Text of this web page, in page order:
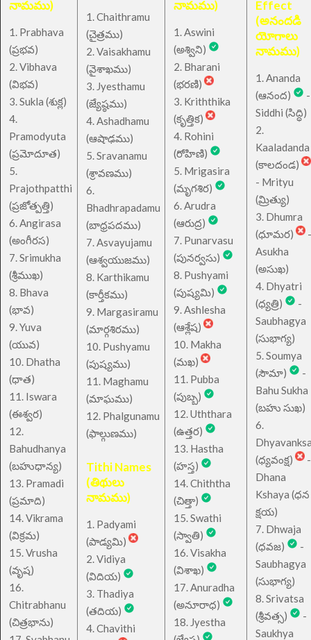
నామము)
1. Prabhava
(ప్రభవ)
2. Vibhava
(విభవ)
3. Sukla (శుక్ల)
4.
Pramodyuta
(ప్రమోదూత)
5.
Prajothpatthi
(ప్రజోత్పత్తి)
6. Angirasa
(అంగీరస)
7. Srimukha
(శ్రీముఖ)
8. Bhava
(భావ)
9. Yuva
(యువ)
10. Dhatha
(ధాత)
11. Iswara
(ఈశ్వర)
12.
Bahudhanya
(బహుధాన్య)
13. Pramadi
(ప్రమాది)
14. Vikrama
(విక్రమ)
15. Vrusha
(వృష)
16.
Chitrabhanu
(చిత్రభాను)
1. Chaithramu
(చైత్రము)
2. Vaisakhamu
(వైశాఖము)
3. Jyesthamu
(జ్యేష్ఠము)
4. Ashadhamu
(ఆషాఢము)
5. Sravanamu
(శ్రావణము)
6.
Bhadhrapadamu
(బాధ్రపదము)
7. Asvayujamu
(ఆశ్వయుజము)
8. Karthikamu
(కార్తీకము)
9. Margasiramu
(మార్గశిరము)
10. Pushyamu
(పుష్యము)
11. Maghamu
(మాఘము)
12. Phalgunamu
(ఫాల్గుణము)
Tithi Names
(తిథులు
నామము)
1. Padyami
(పాడ్యమి)
2. Vidiya
(విదియ)
3. Thadiya
(తదియ)
4. Chavithi
నామము)
1. Aswini
(అశ్విని)
2. Bharani
(భరణి)
3. Kriththika
(కృత్తిక)
4. Rohini
(రోహిణి)
5. Mrigasira
(మృగశిర)
6. Arudra
(ఆరుద్ర)
7. Punarvasu
(పునర్వసు)
8. Pushyami
(పుష్యమి)
9. Ashlesha
(ఆశ్లేష)
10. Makha
(మఖ)
11. Pubba
(పుబ్బ)
12. Uththara
(ఉత్తర)
13. Hastha
(హస్త)
14. Chiththa
(చిత్తా)
15. Swathi
(స్వాతి)
16. Visakha
(విశాఖ)
17. Anuradha
(అనూరాధ)
18. Jyestha
Effect
(అనందడి
యోగాలు
నామము)
1. Ananda
(ఆనంద)
-
Siddhi (సిద్ధి)
2.
Kaaladanda
(కాలదండ)
- Mrityu
(మ్రిత్యు)
3. Dhumra
(ధూమర)
-
Asukha
(అసుఖ)
4. Dhyatri
(ధ్యత్రి)
-
Saubhagya
(సుభాగ్య)
5. Soumya
(సౌమా)
-
Bahu Sukha
(బహు సుఖ)
6.
(ధ్యవంక్ష)
-
Dhana
Kshaya (ధన
క్షయ)
7. Dhwaja
(ధవజ)
-
Saubhagya
(సుభాగ్య)
8. Srivatsa
(శ్రీవత్స)
-
Saukhya